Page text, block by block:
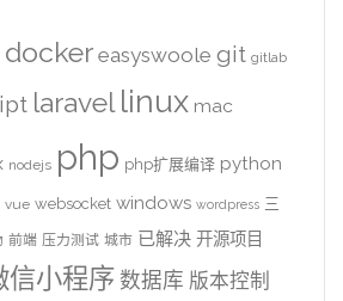
docker easyswoole git gitlab
laravel linux mac
nodejs php php扩展编译 python
vue websocket windows wordpress 三
前端 压力测试 城市 已解决 开源项目
信小程序 数据库 版本控制